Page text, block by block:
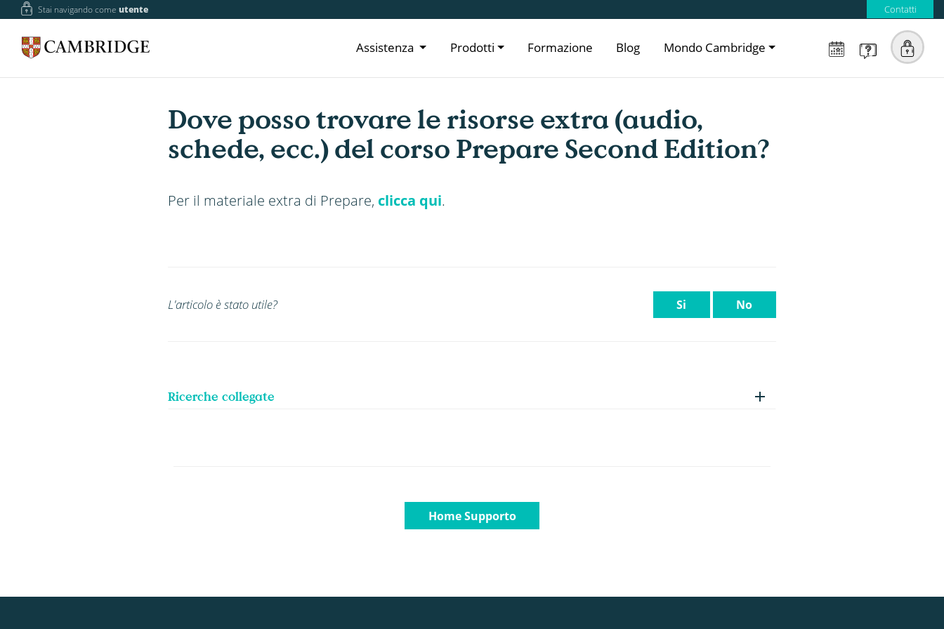
Stai navigando comeutente Contatti
Assistenza Prodotti Formazione Blog Mondo Cambridge
Dove posso trovare le risorse extra (audio,
schede, ecc.) del corso Prepare Second Edition?
Per il materiale extra di Prepare, clicca qui.
L'articolo è stato utile? Si No
Ricerche collegate
Home Supporto